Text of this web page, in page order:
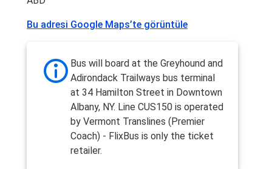
Bu adresi Google Maps’te görüntüle
Bus will board at the Greyhound and
Adirondack Trailways bus terminal
at 34 Hamilton Street in Downtown
Albany, NY. Line CUS150 is operated
by Vermont Translines (Premier
Coach) - FlixBus is only the ticket
retailer.